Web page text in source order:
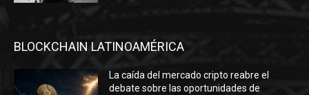
BLOCKCHAIN LATINOAMÉRICA
La caída del mercado cripto reabre el
debate sobre las oportunidades de